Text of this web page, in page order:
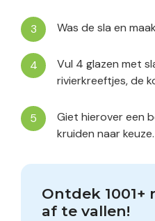
Was de sla en
Vul 4 glazen met
rivierkreeftjes, de
Giet hierover een
kruiden naar keuze.
Ontdek 1001+
af te vallen!